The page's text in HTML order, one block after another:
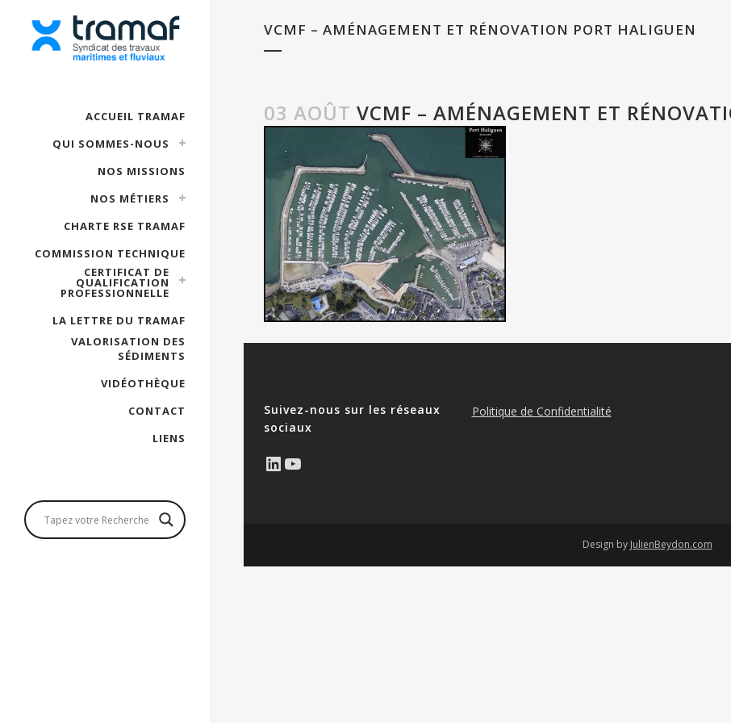
ACCUEIL TRAMAF
QUI SOMMES-NOUS
NOS MISSIONS
NOS MÉTIERS
CHARTE RSE TRAMAF
COMMISSION TECHNIQUE
CERTIFICAT DE
QUALIFICATION
PROFESSIONNELLE
LA LETTRE DU TRAMAF
VALORISATION DES
SÉDIMENTS
VIDÉOTHÈQUE
CONTACT
LIENS
VCMF – AMÉNAGEMENT ET RÉNOVATION PORT HALIGUEN
03 AOÛT VCMF – AMÉNAGEMENT ET
Suivez-nous sur les réseaux
sociaux
LinkedIn
YouTube
Politique de Confidentialité
Design by JulienBeydon.com